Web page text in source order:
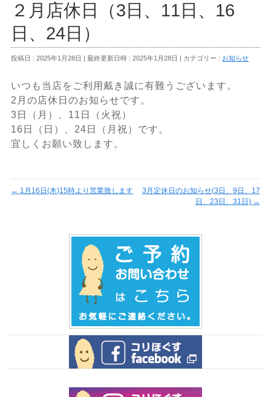
２月店休日（3日、11日、16
日、24日）
投稿日 : 2025年1月28日 最終更新日時 : 2025年1月28日 カテゴリー : お知らせ
いつも当店をご利用戴き誠に有難うございます。
2月の店休日のお知らせです。
3日（月）、11日（火祝）
16日（日）、24日（月祝）です。
宜しくお願い致します。
← 1月16日(木)15時より営業致します
3月定休日のお知らせ(3日、9日、17
日、23日、31日) →